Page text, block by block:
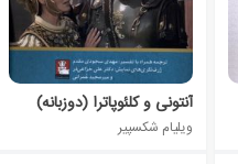
آنتونی و کلئوپاترا (دوزبانه)
ویلیام شکسپیر